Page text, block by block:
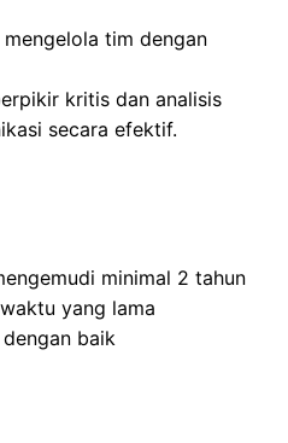
tim dengan
kritis dan analisis
secara efektif.
minimal 2 tahun
yang lama
baik